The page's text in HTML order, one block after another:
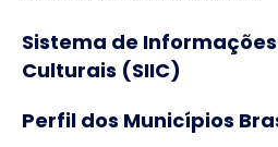
Sistema de
Culturais (SIIC)
Perfil dos Municípios